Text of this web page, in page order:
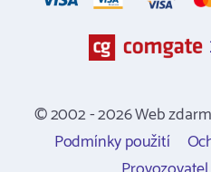
© 2002 - 2026 Web
Podmínky použití